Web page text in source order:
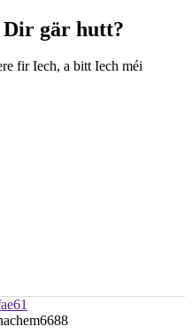
Dir gär hutt?
fir Iech, a bitt Iech méi